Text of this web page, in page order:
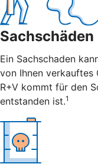
Sachschäden
Ein Sachschaden
von Ihnen verkauftes
R+V kommt für den
entstanden ist.1